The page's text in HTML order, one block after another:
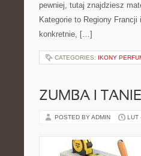
pewniej, tutaj znajdziesz
Kategorie to Regiony
konkretnie, […]
CATEGORIES: IKONY
ZUMBA I
POSTED BY ADMIN LUT